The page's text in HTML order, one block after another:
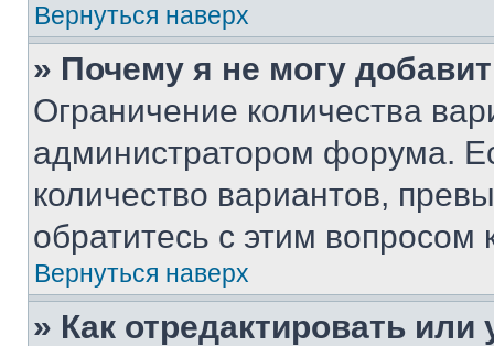
Вернуться наверх
» Почему я не могу
Ограничение количества
администратором форума.
количество вариантов,
обратитесь с этим вопросом
Вернуться наверх
» Как отредактировать